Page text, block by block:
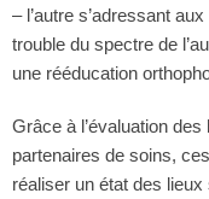
– l’autre s’adressant
trouble du spectre de
une rééducation
Grâce à l’évaluation
partenaires de soins,
réaliser un état des